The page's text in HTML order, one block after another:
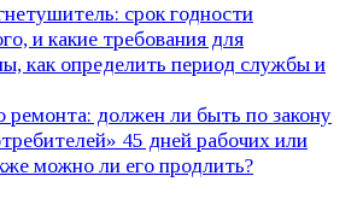
срок годности
и какие требования для
как определить период службы и
ремонта: должен ли быть по закону
45 дней рабочих или
можно ли его продлить?